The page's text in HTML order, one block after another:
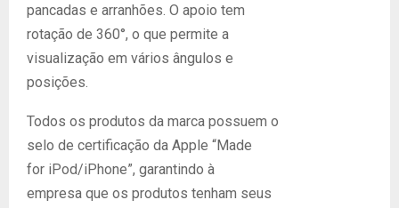
pancadas e arranhões. O apoio tem
rotação de 360°, o que permite a
visualização em vários ângulos e
posições.
Todos os produtos da marca possuem o
selo de certificação da Apple “Made
for iPod/iPhone”, garantindo à
empresa que os produtos tenham seus